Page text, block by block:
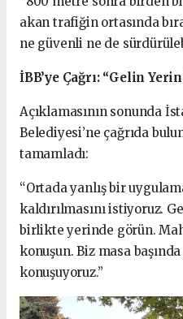
akan trafiğin ortasında
ne güvenli ne de
İBB’ye Çağrı: “Gelin
Açıklamasının sonunda
Belediyesi’ne çağrıda
tamamladı:
“Ortada yanlış bir
kaldırılmasını istiyoruz.
birlikte yerinde görün.
konuşun. Biz masa
konuşuyoruz.”